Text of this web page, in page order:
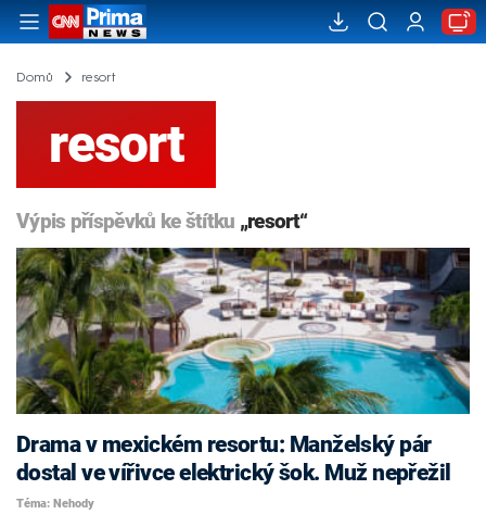
Domů resort
resort
Výpis příspěvků ke štítku „resort“
Drama v mexickém resortu: Manželský pár
dostal ve vířivce elektrický šok. Muž nepřežil
Téma: Nehody